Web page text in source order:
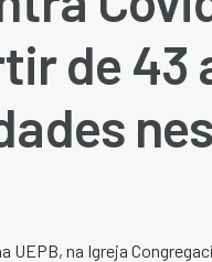
de 43
UEPB, na Igreja